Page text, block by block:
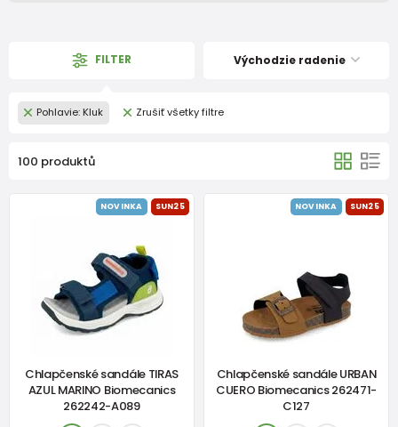
FILTER Východzie radenie
Pohlavie: Kluk Zrušiť všetky filtre
100 produktů
NOVINKA SUN25
Chlapčenské sandále TIRAS
AZUL MARINO Biomecanics
262242-A089
NOVINKA SUN25
Chlapčenské sandále URBAN
CUERO Biomecanics 262471-
C127